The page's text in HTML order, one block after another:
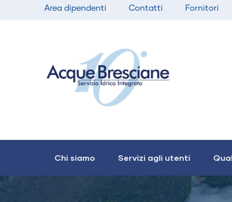
Top
Area dipendenti Contatti Fornitori
navigation
Chi siamo Servizi agli utenti